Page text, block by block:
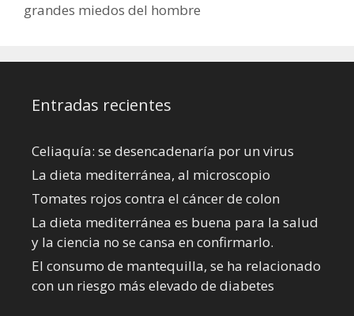
grandes miedos del hombre
Entradas recientes
Celiaquía: se desencadenaría por un virus
La dieta mediterránea, al microscopio
Tomates rojos contra el cáncer de colon
La dieta mediterránea es buena para la salud
y la ciencia no se cansa en confirmarlo.
El consumo de mantequilla, se ha relacionado
con un riesgo más elevado de diabetes